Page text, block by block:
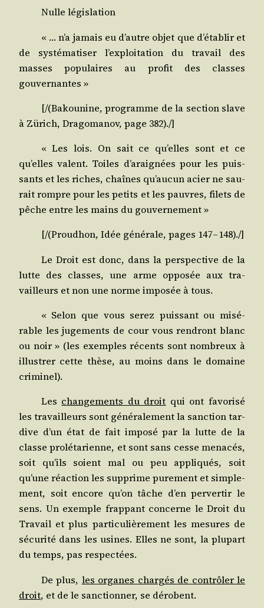
Nulle légis­la­tion
« … n’a jamais eu d’autre objet que d’établir et
de sys­té­ma­ti­ser l’exploitation du tra­vail des
masses popu­laires au pro­fit des classes
gouvernantes »
[/(Bakounine, pro­gramme de la sec­tion slave
à Zürich, Dra­go­ma­nov, page 382)./]
« Les lois. On sait ce qu’elles sont et ce
qu’elles valent. Toiles d’araignées pour les puis­
sants et les riches, chaînes qu’aucun acier ne sau­
rait rompre pour les petits et les pauvres, filets de
pêche entre les mains du gouvernement »
[/(Proudhon, Idée géné­rale, pages 147 – 148)./]
Le Droit est donc, dans la pers­pec­tive de la
lutte des classes, une arme oppo­sée aux tra­
vailleurs et non une norme impo­sée à tous.
« Selon que vous serez puis­sant ou misé­
rable les juge­ments de cour vous ren­dront blanc
ou noir » (les exemples récents sont nom­breux à
illus­trer cette thèse, au moins dans le domaine
criminel).
Les chan­ge­ments du droit qui ont favo­ri­sé
les tra­vailleurs sont géné­ra­le­ment la sanc­tion tar­
dive d’un état de fait impo­sé par la lutte de la
classe pro­lé­ta­rienne, et sont sans cesse mena­cés,
soit qu’ils soient mal ou peu appli­qués, soit
qu’une réac­tion les sup­prime pure­ment et sim­ple­
ment, soit encore qu’on tâche d’en per­ver­tir le
sens. Un exemple frap­pant concerne le Droit du
Tra­vail et plus par­ti­cu­liè­re­ment les mesures de
sécu­ri­té dans les usines. Elles ne sont, la plu­part
du temps, pas respectées.
De plus, les organes char­gés de contrô­ler le
droit, et de le sanc­tion­ner, se dérobent.